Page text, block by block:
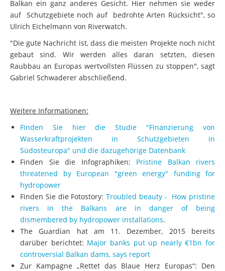
Balkan ein ganz anderes Gesicht. Hier nehmen sie weder
auf Schutzgebiete noch auf bedrohte Arten Rücksicht", so
Ulrich Eichelmann von Riverwatch.
"Die gute Nachricht ist, dass die meisten Projekte noch nicht
gebaut sind. Wir werden alles daran setzten, diesen
Raubbau an Europas wertvollsten Flüssen zu stoppen", sagt
Gabriel Schwaderer abschließend.
Weitere Informationen:
Finden Sie hier die Studie "Finanzierung von
Wasserkraftprojekten in Schutzgebieten in
Südosteuropa" und die dazugehörige Datenbank
Finden Sie die Infographiken: Pristine Balkan rivers
threatened by European "green energy" funding for
hydropower
Finden Sie die Fotostory:Troubled beauty - How pristine
rivers in the Balkans are in danger of being
dismembered by hydropower installations.
The Guardian hat am 11. Dezember, 2015 bereits
darüber berichtet: Major banks put up nearly €1bn for
controversial Balkan dams, says report
Zur Kampagne „Rettet das Blaue Herz Europas“: Den